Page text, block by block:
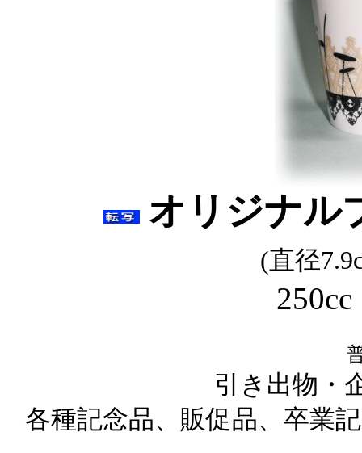
オリジナル
(直径
引き出物・
各種記念品、販促品、卒業